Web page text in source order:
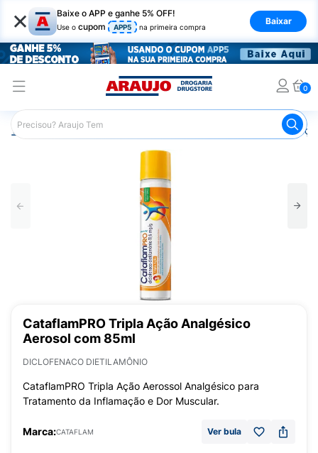
× Baixe o APP e ganhe 5% OFF!
Use o cupom APP5 na primeira compra
Baixar
0
Araujo Medicamentos Remédios para Alergias e
CataflamPRO Tripla Ação Analgésico
Aerosol com 85ml
DICLOFENACO DIETILAMÔNIO
CataflamPRO Tripla Ação Aerossol Analgésico para
Tratamento da Inflamação e Dor Muscular.
Marca:CATAFLAM Ver bula